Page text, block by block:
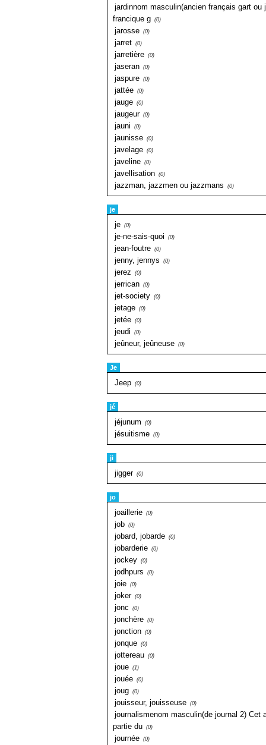
jardinnom masculin(ancien français gart ou
francique g (0)
jarosse (0)
jarret (0)
jarretière (0)
jaseran (0)
jaspure (0)
jattée (0)
jauge (0)
jaugeur (0)
jauni (0)
jaunisse (0)
javelage (0)
javeline (0)
javellisation (0)
jazzman, jazzmen ou jazzmans (0)
je
je (0)
je-ne-sais-quoi (0)
jean-foutre (0)
jenny, jennys (0)
jerez (0)
jerrican (0)
jet-society (0)
jetage (0)
jetée (0)
jeudi (0)
jeûneur, jeûneuse (0)
Je
Jeep (0)
jé
jéjunum (0)
jésuitisme (0)
ji
jigger (0)
jo
joaillerie (0)
job (0)
jobard, jobarde (0)
jobarderie (0)
jockey (0)
jodhpurs (0)
joie (0)
joker (0)
jonc (0)
jonchère (0)
jonction (0)
jonque (0)
jottereau (0)
joue (1)
jouée (0)
joug (0)
jouisseur, jouisseuse (0)
journalismenom masculin(de journal 2) Cet
partie du (0)
journée (0)